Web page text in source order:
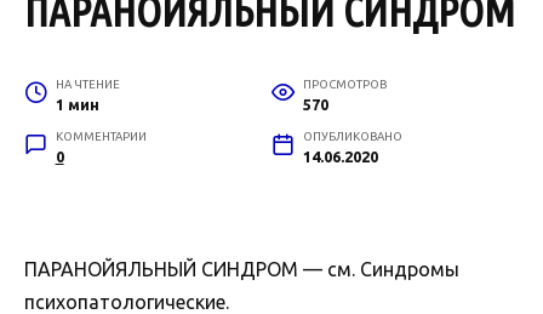
ПАРАНОЙЯЛЬНЫЙ СИНДРОМ
НА ЧТЕНИЕ
1 мин
ПРОСМОТРОВ
570
КОММЕНТАРИИ
0
ОПУБЛИКОВАНО
14.06.2020
ПАРАНОЙЯЛЬНЫЙ СИНДРОМ — см. Синдромы
психопатологические.